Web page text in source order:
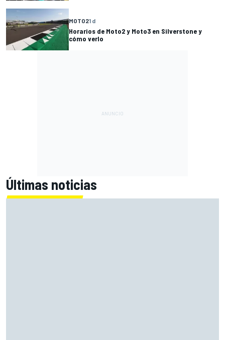
MOTO21 d
Horarios de Moto2 y Moto3 en Silverstone y
cómo verlo
Últimas noticias